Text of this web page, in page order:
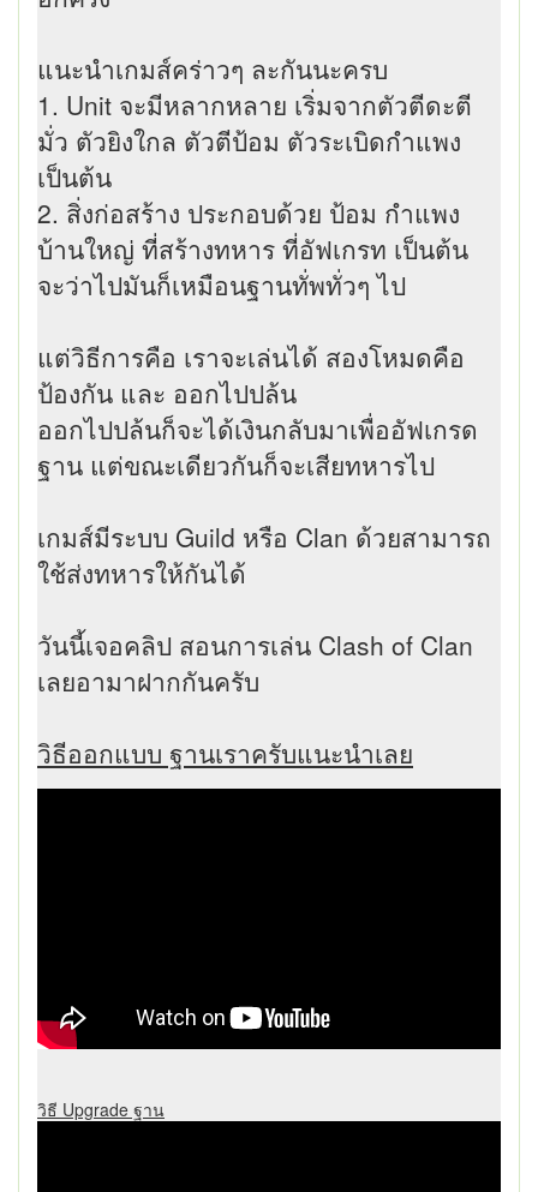
แนะนำเกมส์คร่าวๆ ละกันนะครบ
1. Unit จะมีหลากหลาย เริ่มจากตัวตีดะตี
มั่ว ตัวยิงใกล ตัวตีป้อม ตัวระเบิดกำแพง
เป็นต้น
2. สิ่งก่อสร้าง ประกอบด้วย ป้อม กำแพง
บ้านใหญ่ ที่สร้างทหาร ที่อัฟเกรท เป็นต้น
จะว่าไปมันก็เหมือนฐานทั่พทั่วๆ ไป
แต่วิธีการคือ เราจะเล่นได้ สองโหมดคือ
ป้องกัน และ ออกไปปล้น
ออกไปปล้นก็จะได้เงินกลับมาเพื่ออัฟเกรด
ฐาน แต่ขณะเดียวกันก็จะเสียทหารไป
เกมส์มีระบบ Guild หรือ Clan ด้วยสามารถ
ใช้ส่งทหารให้กันได้
วันนี้เจอคลิป สอนการเล่น Clash of Clan
เลยอามาฝากกันครับ
วิธีออกแบบ ฐานเราครับแนะนำเลย
วิธี Upgrade ฐาน